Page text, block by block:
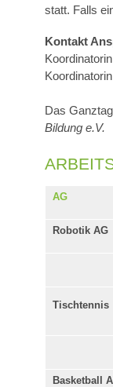
statt. Falls
Kontakt
Das
Bildung e.V.
AG
Robotik AG
Tischtennis
Basketball